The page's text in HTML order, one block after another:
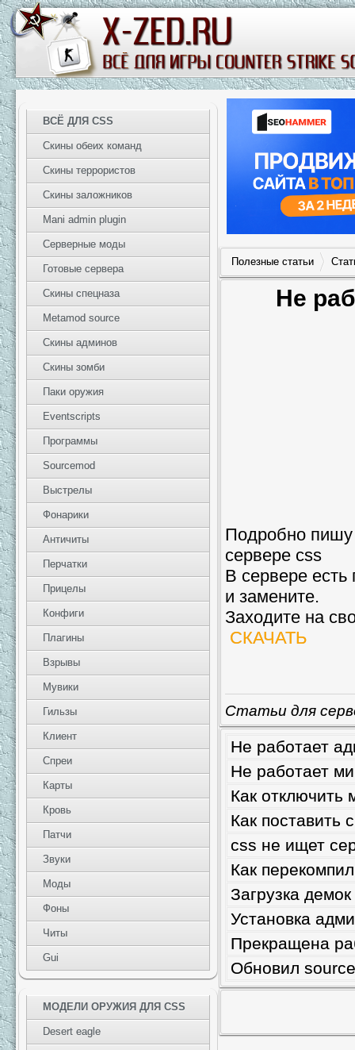
Полезные статьи
Не
Подробно
сервере css
В сервере есть
и замените.
Заходите на
СКАЧАТЬ
Статьи для
Не работает
Не работает
Как отключить
Как поставить
css не ищет
Как
Загрузка
Установка
Прекращена
Обновил
ВСЁ ДЛЯ CSS
Скины обеих команд
Скины террористов
Скины заложников
Mani admin plugin
Серверные моды
Готовые сервера
Скины спецназа
Metamod source
Скины админов
Скины зомби
Паки оружия
Eventscripts
Программы
Sourcemod
Выстрелы
Фонарики
Античиты
Перчатки
Прицелы
Конфиги
Плагины
Взрывы
Мувики
Гильзы
Клиент
Спреи
Карты
Кровь
Патчи
Звуки
Моды
Фоны
Читы
Gui
МОДЕЛИ ОРУЖИЯ ДЛЯ CSS
Desert eagle